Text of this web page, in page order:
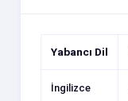
Yabancı Dil
İngilizce